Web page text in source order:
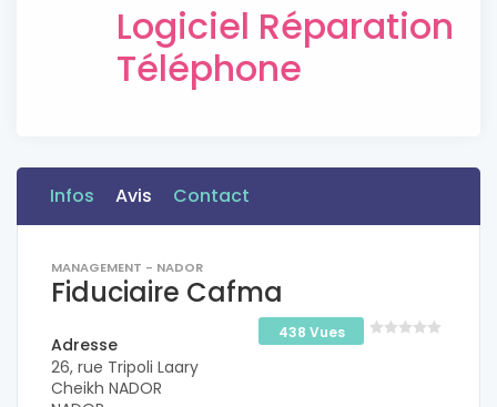
Logiciel Réparation
Téléphone
Infos Avis Contact
MANAGEMENT - NADOR
Fiduciaire Cafma
438 Vues
Adresse
26, rue Tripoli Laary
Cheikh NADOR